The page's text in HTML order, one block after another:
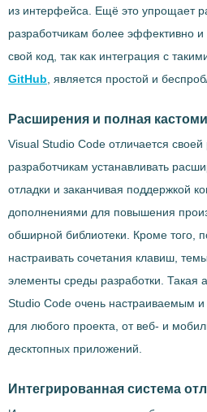
из интерфейса. Ещё это упрощает
разработчикам более эффективно и
свой код, так как интеграция с
GitHub , является простой и
Расширения и полная
Visual Studio Code отличается
разработчикам устанавливать
отладки и заканчивая поддержкой
дополнениями для повышения
обширной библиотеки. Кроме того,
настраивать сочетания клавиш,
элементы среды разработки. Такая
Studio Code очень настраиваемым
для любого проекта, от веб- и
десктопных приложений.
Интегрированная система